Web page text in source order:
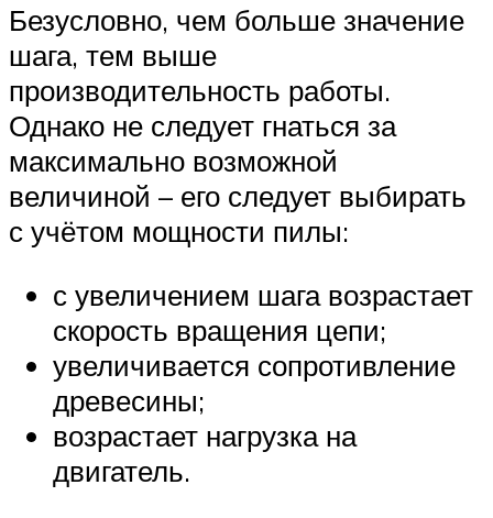
Безусловно, чем больше значение
шага, тем выше
производительность работы.
Однако не следует гнаться за
максимально возможной
величиной – его следует выбирать
с учётом мощности пилы:
с увеличением шага возрастает
скорость вращения цепи;
увеличивается сопротивление
древесины;
возрастает нагрузка на
двигатель.